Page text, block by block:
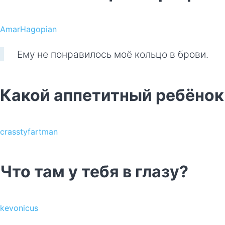
AmarHagopian
Ему не понравилось моё кольцо в брови.
Какой аппетитный
crasstyfartman
Что там у тебя в глазу?
kevonicus